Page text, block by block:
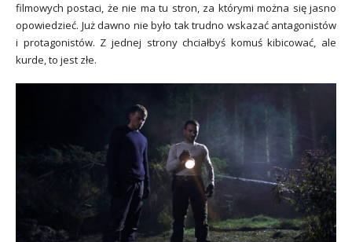
filmowych postaci, że nie ma tu stron, za którymi można się jasno
opowiedzieć. Już dawno nie było tak trudno wskazać antagonistów
i protagonistów. Z jednej strony chciałbyś komuś kibicować, ale
kurde, to jest złe.